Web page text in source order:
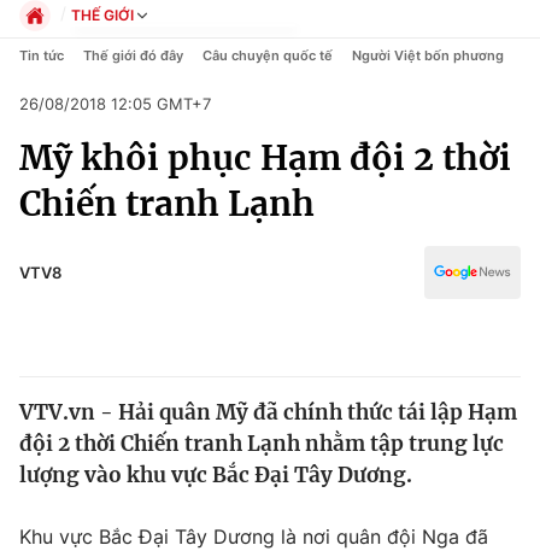
Chuyên mục
Chính trị
Thế giới
Kinh tế
THẾ GIỚI
Chính trị
Pháp luật
Kinh tế
Thể thao
Truyền hình
Tin tức Thế giới đó đây Câu chuyện quốc tế Người Việt bốn phương
26/08/2018 12:05 GMT+7
Mỹ khôi phục Hạm đội 2 thời
Chiến tranh Lạnh
VTV8
VTV.vn - Hải quân Mỹ đã chính thức tái lập Hạm
đội 2 thời Chiến tranh Lạnh nhằm tập trung lực
lượng vào khu vực Bắc Đại Tây Dương.
Khu vực Bắc Đại Tây Dương là nơi quân đội Nga đã